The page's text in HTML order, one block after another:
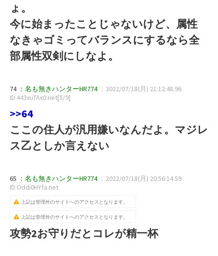
ょ。
今に始まったことじゃないけど、属性
なきゃゴミってバランスにするなら全
部属性双剣にしなよ。
74 ： 名も無きハンターHR774 ：2022/07/18(月) 21:12:48.96
ID:443xuTAx0.net[5/9]
>>64
ここの住人が汎用嫌いなんだよ。マジレ
ス乙としか言えない
65 ： 名も無きハンターHR774 ：2022/07/18(月) 20:56:14.59
ID:Oddi0HYfa.net
上記は管理外のサイトへのアクセスとなります。
上記は管理外のサイトへのアクセスとなります。
攻勢2お守りだとコレが精一杯